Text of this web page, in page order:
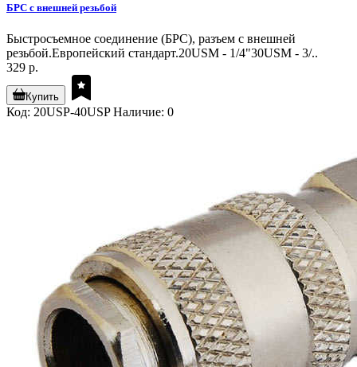
БРС с внешней резьбой
Быстросъемное соединение (БРС), разъем с внешней
резьбой.Европейский стандарт.20USM - 1/4"30USM - 3/..
329 р.
Купить
Код: 20USP-40USP Наличие: 0